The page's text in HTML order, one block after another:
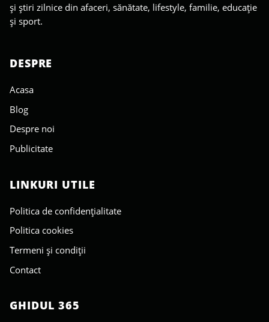
și știri zilnice din afaceri, sănătate, lifestyle, familie, educație
și sport.
DESPRE
Acasa
Blog
Despre noi
Publicitate
LINKURI UTILE
Politica de confidențialitate
Politica cookies
Termeni și condiții
Contact
GHIDUL 365